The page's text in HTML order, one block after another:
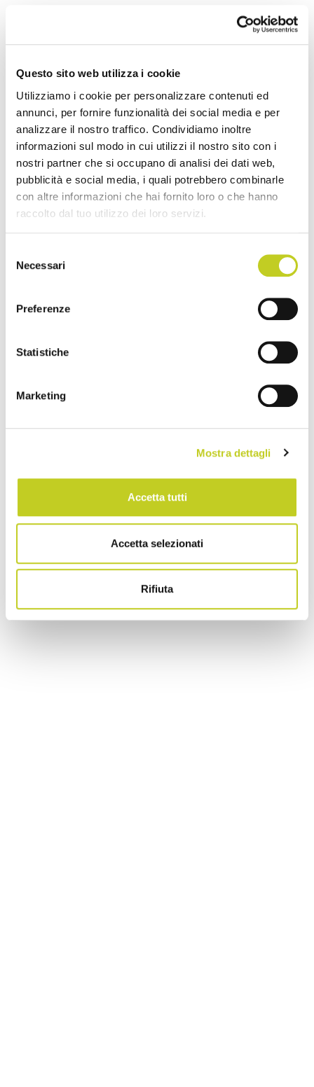
Questo sito web utilizza i cookie
Utilizziamo i cookie per personalizzare contenuti ed
annunci, per fornire funzionalità dei social media e per
analizzare il nostro traffico. Condividiamo inoltre
informazioni sul modo in cui utilizzi il nostro sito con i
nostri partner che si occupano di analisi dei dati web,
pubblicità e social media, i quali potrebbero combinarle
con altre informazioni che hai fornito loro o che hanno
raccolto dal tuo utilizzo dei loro servizi.
delNecessari
Preferenze
Statistiche
Marketing
Mostra dettagli
Accetta tutti
Accetta selezionati
Rifiuta